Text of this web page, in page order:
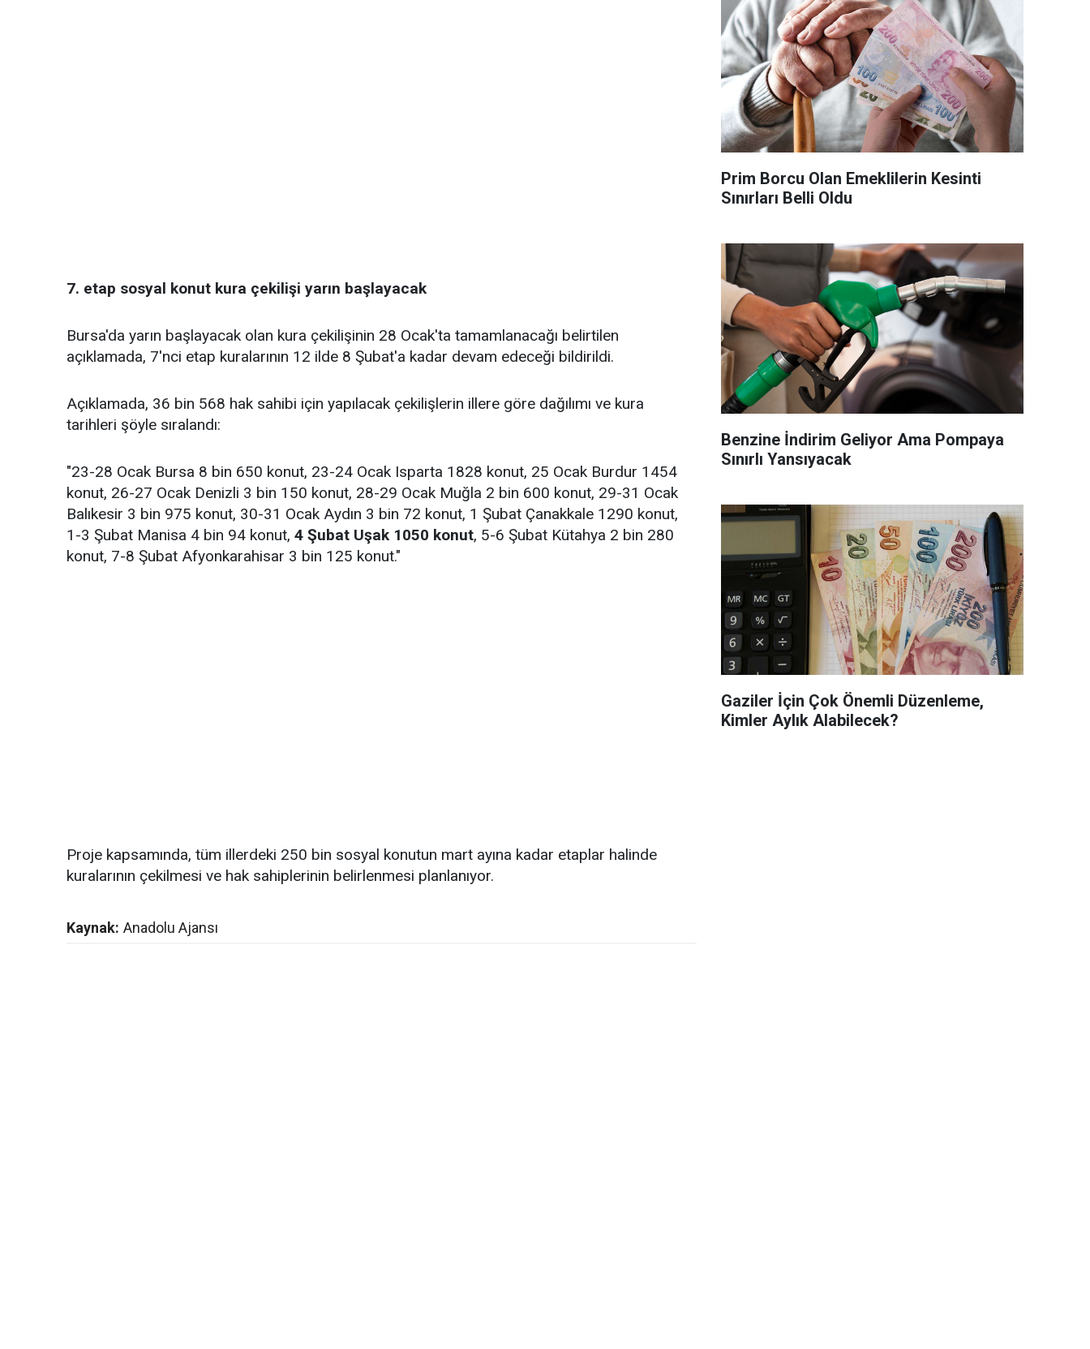
7. etap sosyal konut kura çekilişi yarın başlayacak
Bursa'da yarın başlayacak olan kura çekilişinin 28 Ocak'ta tamamlanacağı belirtilen
açıklamada, 7'nci etap kuralarının 12 ilde 8 Şubat'a kadar devam edeceği bildirildi.
Açıklamada, 36 bin 568 hak sahibi için yapılacak çekilişlerin illere göre dağılımı ve kura
tarihleri şöyle sıralandı:
"23-28 Ocak Bursa 8 bin 650 konut, 23-24 Ocak Isparta 1828 konut, 25 Ocak Burdur 1454
konut, 26-27 Ocak Denizli 3 bin 150 konut, 28-29 Ocak Muğla 2 bin 600 konut, 29-31 Ocak
Balıkesir 3 bin 975 konut, 30-31 Ocak Aydın 3 bin 72 konut, 1 Şubat Çanakkale 1290 konut,
1-3 Şubat Manisa 4 bin 94 konut, 4 Şubat Uşak 1050 konut, 5-6 Şubat Kütahya 2 bin 280
konut, 7-8 Şubat Afyonkarahisar 3 bin 125 konut."
Proje kapsamında, tüm illerdeki 250 bin sosyal konutun mart ayına kadar etaplar halinde
kuralarının çekilmesi ve hak sahiplerinin belirlenmesi planlanıyor.
Kaynak: Anadolu Ajansı
Prim Borcu Olan Emeklilerin Kesinti
Sınırları Belli Oldu
Benzine İndirim Geliyor Ama Pompaya
Sınırlı Yansıyacak
Gaziler İçin Çok Önemli Düzenleme,
Kimler Aylık Alabilecek?